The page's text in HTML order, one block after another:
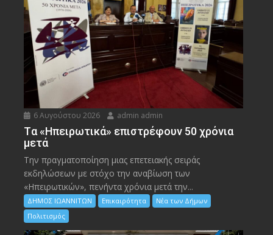
6 Αυγούστου 2026 admin admin
Tα «Ηπειρωτικά» επιστρέφουν 50 χρόνια
μετά
Την πραγματοποίηση μιας επετειακής σειράς
εκδηλώσεων με στόχο την αναβίωση των
«Ηπειρωτικών», πενήντα χρόνια μετά την...
ΔΗΜΟΣ ΙΩΑΝΝΙΤΩΝ Επικαιρότητα
Νέα των Δήμων
Πολιτισμός